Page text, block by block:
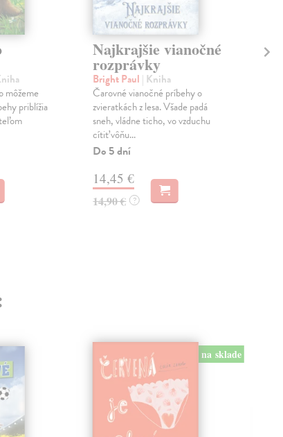
môžeme
priblížia
Najkrajšie vianočné
rozprávky
Bright Paul | Kniha
Čarovné vianočné príbehy o
zvieratkách z lesa. Všade padá
sneh, vládne ticho, vo vzduchu
cítiť vôňu...
Do 5 dní
14,45 €
14,90 € ?
na sklade